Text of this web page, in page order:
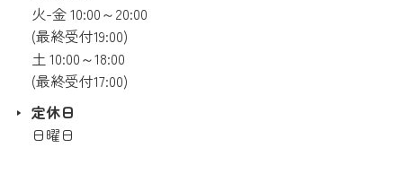
火-金 10:00～20:00
(最終受付19:00)
土 10:00～18:00
(最終受付17:00)
定休日
日曜日